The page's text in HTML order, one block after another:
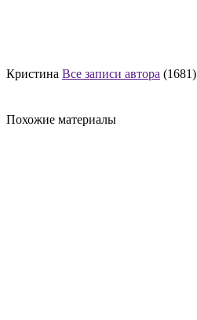
Кристина Все записи автора (1681)
Похожие материалы